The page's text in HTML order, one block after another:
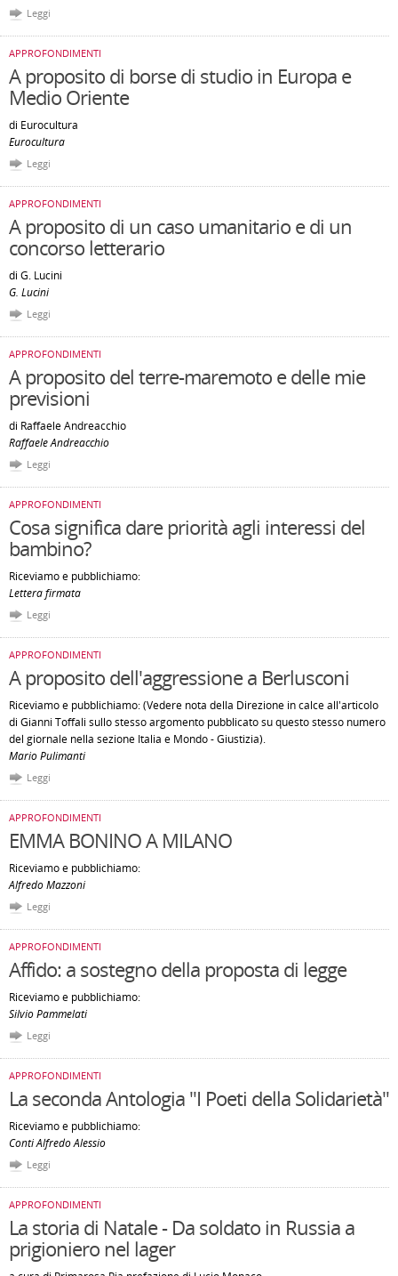
Leggi
APPROFONDIMENTI
A proposito di borse di studio in Europa e
Medio Oriente
di Eurocultura
Eurocultura
Leggi
APPROFONDIMENTI
A proposito di un caso umanitario e di un
concorso letterario
di G. Lucini
G. Lucini
Leggi
APPROFONDIMENTI
A proposito del terre-maremoto e delle mie
previsioni
di Raffaele Andreacchio
Raffaele Andreacchio
Leggi
APPROFONDIMENTI
Cosa significa dare priorità agli interessi del
bambino?
Riceviamo e pubblichiamo:
Lettera firmata
Leggi
APPROFONDIMENTI
A proposito dell'aggressione a Berlusconi
Riceviamo e pubblichiamo: (Vedere nota della Direzione in calce all'articolo
di Gianni Toffali sullo stesso argomento pubblicato su questo stesso numero
del giornale nella sezione Italia e Mondo - Giustizia).
Mario Pulimanti
Leggi
APPROFONDIMENTI
EMMA BONINO A MILANO
Riceviamo e pubblichiamo:
Alfredo Mazzoni
Leggi
APPROFONDIMENTI
Affido: a sostegno della proposta di legge
Riceviamo e pubblichiamo:
Silvio Pammelati
Leggi
APPROFONDIMENTI
La seconda Antologia "I Poeti della Solidarietà"
Riceviamo e pubblichiamo:
Conti Alfredo Alessio
Leggi
APPROFONDIMENTI
La storia di Natale - Da soldato in Russia a
prigioniero nel lager